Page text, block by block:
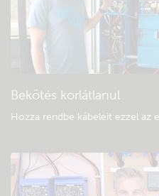
Általános
Bekötés korlátlanul
Hozza rendbe kábeleit ezzel az